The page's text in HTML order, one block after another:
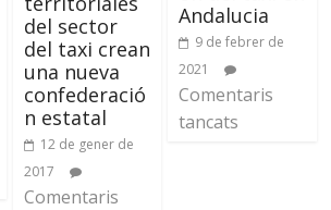
del sector
del taxi crean
una nueva
confederació
n estatal
12 de gener de
2017
Comentaris
Andalucia
9 de febrer de
2021
Comentaris
tancats